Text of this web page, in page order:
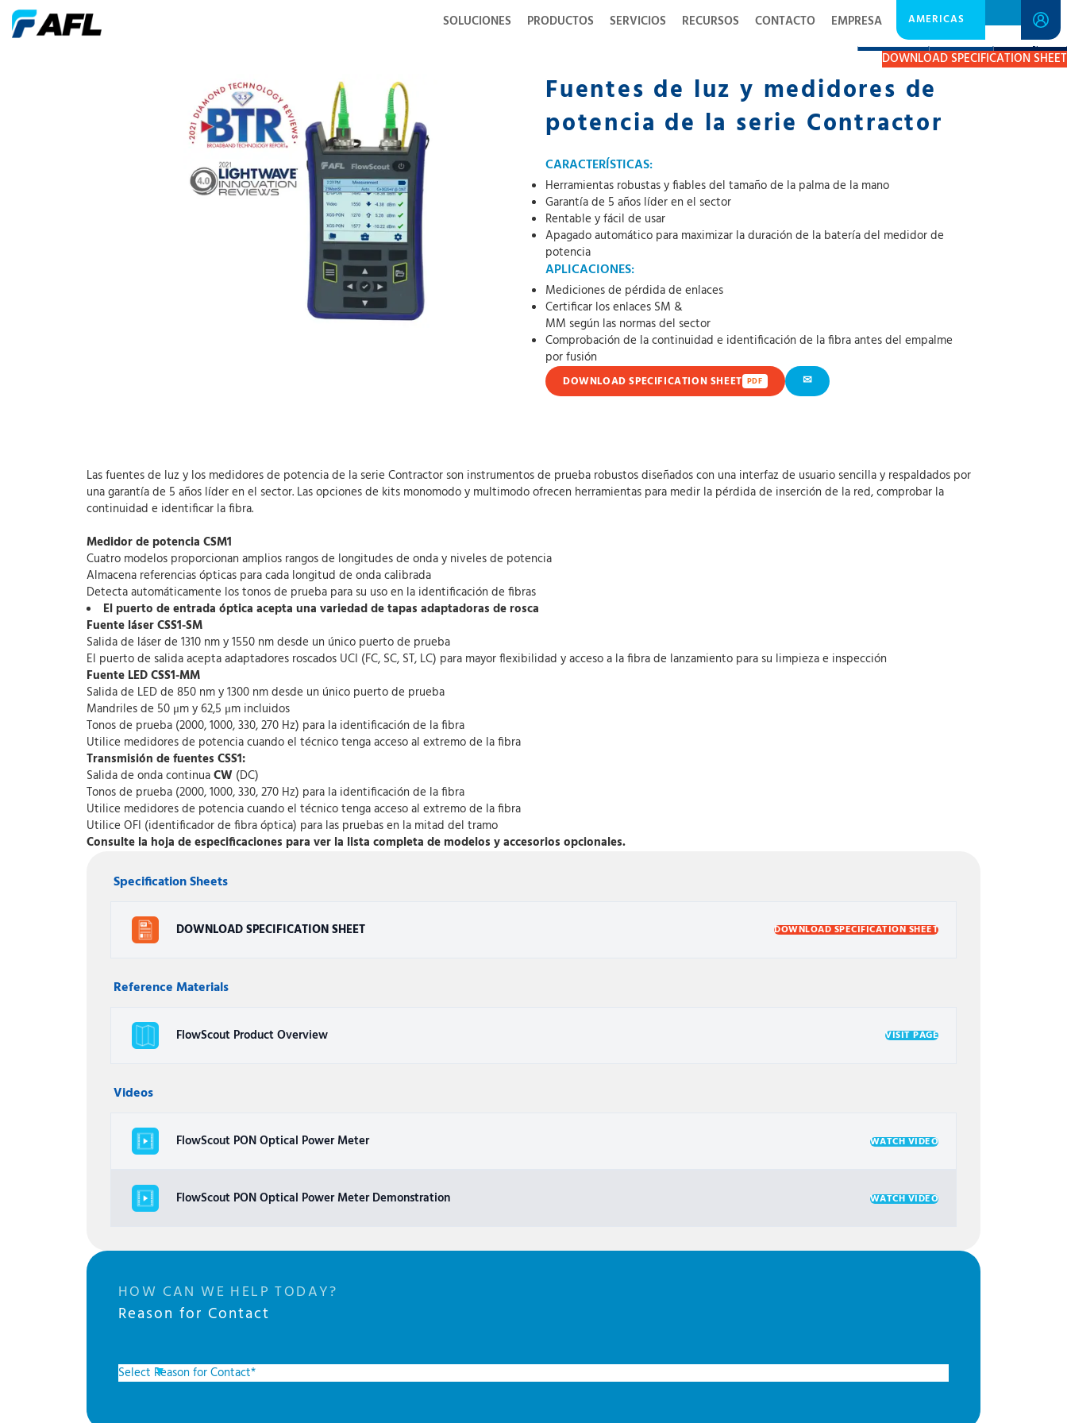
SOLUCIONES PRODUCTOS SERVICIOS RECURSOS CONTACTO EMPRESA AMERICAS
DESCRIPTIONRESOURCESGET A QUOTE
DOWNLOAD SPECIFICATION SHEET
Fuentes de luz y medidores de
potencia de la serie Contractor
CARACTERÍSTICAS:
Herramientas robustas y fiables del tamaño de la palma de la mano
Garantía de 5 años líder en el sector
Rentable y fácil de usar
Apagado automático para maximizar la duración de la batería del medidor de
potencia
APLICACIONES:
Mediciones de pérdida de enlaces
Certificar los enlaces SM &
MM según las normas del sector
Comprobación de la continuidad e identificación de la fibra antes del empalme
por fusión
DOWNLOAD SPECIFICATION SHEET PDF ✉
Las fuentes de luz y los medidores de potencia de la serie Contractor son instrumentos de prueba robustos diseñados con una interfaz de usuario sencilla y respaldados por
una garantía de 5 años líder en el sector. Las opciones de kits monomodo y multimodo ofrecen herramientas para medir la pérdida de inserción de la red, comprobar la
continuidad e identificar la fibra.
Medidor de potencia CSM1
Cuatro modelos proporcionan amplios rangos de longitudes de onda y niveles de potencia
Almacena referencias ópticas para cada longitud de onda calibrada
Detecta automáticamente los tonos de prueba para su uso en la identificación de fibras
El puerto de entrada óptica acepta una variedad de tapas adaptadoras de rosca
Fuente láser CSS1-SM
Salida de láser de 1310 nm y 1550 nm desde un único puerto de prueba
El puerto de salida acepta adaptadores roscados UCI (FC, SC, ST, LC) para mayor flexibilidad y acceso a la fibra de lanzamiento para su limpieza e inspección
Fuente LED CSS1-MM
Salida de LED de 850 nm y 1300 nm desde un único puerto de prueba
Mandriles de 50 μm y 62,5 μm incluidos
Tonos de prueba (2000, 1000, 330, 270 Hz) para la identificación de la fibra
Utilice medidores de potencia cuando el técnico tenga acceso al extremo de la fibra
Transmisión de fuentes CSS1:
Salida de onda continuaCW (DC)
Tonos de prueba (2000, 1000, 330, 270 Hz) para la identificación de la fibra
Utilice medidores de potencia cuando el técnico tenga acceso al extremo de la fibra
Utilice OFI (identificador de fibra óptica) para las pruebas en la mitad del tramo
Consulte la hoja de especificaciones para ver la lista completa de modelos y accesorios opcionales.
Specification Sheets
DOWNLOAD SPECIFICATION SHEET DOWNLOAD SPECIFICATION SHEET
Reference Materials
FlowScout Product Overview VISIT PAGE
Videos
FlowScout PON Optical Power Meter WATCH VIDEO
FlowScout PON Optical Power Meter Demonstration WATCH VIDEO
HOW CAN WE HELP TODAY?
Reason for Contact